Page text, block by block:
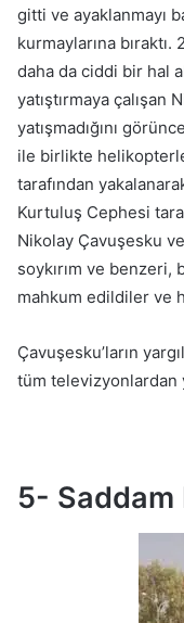
gitti ve ayaklanmayı
kurmaylarına
daha da ciddi bir hal
yatıştırmaya çalışan
yatışmadığını
ile birlikte
tarafından
Kurtuluş Cephesi
Nikolay Çavuşesku
soykırım ve benzeri,
mahkum edildiler ve
Çavuşesku’ların
tüm televizyonlardan
5- Saddam